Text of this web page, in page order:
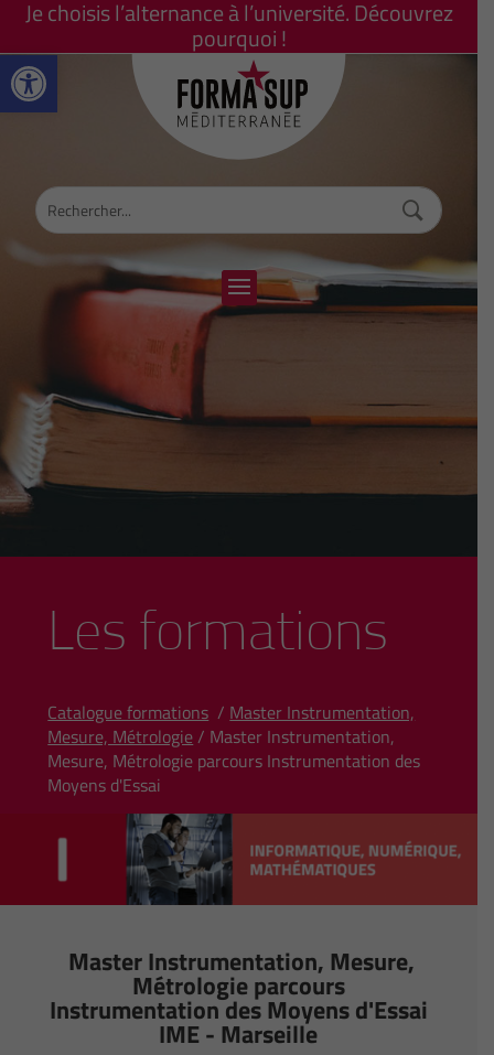
Ouvrir la barre d’outils
Je choisis l’alternance à l’université. Découvrez
pourquoi !
Les formations
Catalogue formations / Master Instrumentation,
Mesure, Métrologie/ Master Instrumentation,
Mesure, Métrologie parcours Instrumentation des
Moyens d'Essai
Master Instrumentation, Mesure,
Métrologie parcours
Instrumentation des Moyens d'Essai
IME - Marseille